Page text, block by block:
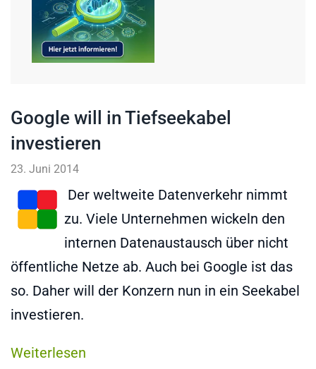
Google will in Tiefseekabel
investieren
23. Juni 2014
Der weltweite Datenverkehr nimmt
zu. Viele Unternehmen wickeln den
internen Datenaustausch über nicht
öffentliche Netze ab. Auch bei Google ist das
so. Daher will der Konzern nun in ein Seekabel
investieren.
Weiterlesen